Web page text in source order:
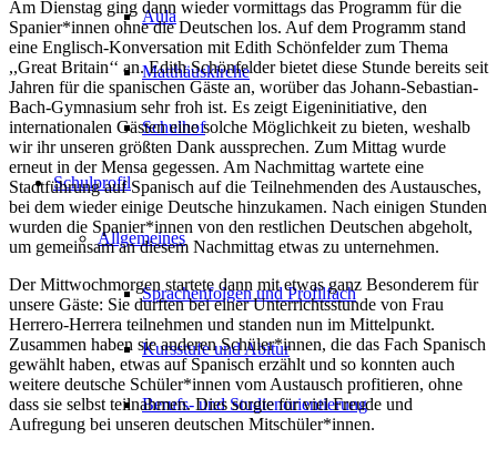
Aula
Matthäuskirche
Schulhof
Schulprofil
Allgemeines
Sprachenfolgen und Profilfach
Kursstufe und Abitur
Berufs- und Studienorientierung
Am Dienstag ging dann wieder vormittags das Programm für die
Spanier*innen ohne die Deutschen los. Auf dem Programm stand
eine Englisch-Konversation mit Edith Schönfelder zum Thema
,,Great Britain‘‘ an. Edith Schönfelder bietet diese Stunde bereits seit
Jahren für die spanischen Gäste an, worüber das Johann-Sebastian-
Bach-Gymnasium sehr froh ist. Es zeigt Eigeninitiative, den
internationalen Gästen eine solche Möglichkeit zu bieten, weshalb
wir ihr unseren größten Dank aussprechen. Zum Mittag wurde
erneut in der Mensa gegessen. Am Nachmittag wartete eine
Stadtführung auf Spanisch auf die Teilnehmenden des Austausches,
bei dem wieder einige Deutsche hinzukamen. Nach einigen Stunden
wurden die Spanier*innen von den restlichen Deutschen abgeholt,
um gemeinsam an diesem Nachmittag etwas zu unternehmen.
Der Mittwochmorgen startete dann mit etwas ganz Besonderem für
unsere Gäste: Sie durften bei einer Unterrichtsstunde von Frau
Herrero-Herrera teilnehmen und standen nun im Mittelpunkt.
Zusammen haben sie anderen Schüler*innen, die das Fach Spanisch
gewählt haben, etwas auf Spanisch erzählt und so konnten auch
weitere deutsche Schüler*innen vom Austausch profitieren, ohne
dass sie selbst teilnahmen. Dies sorgte für viel Freude und
Aufregung bei unseren deutschen Mitschüler*innen.